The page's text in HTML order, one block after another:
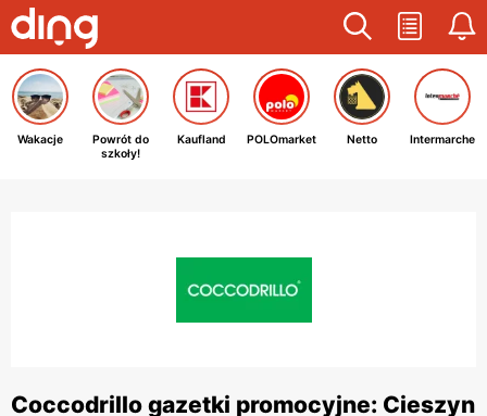
Wakacje
Powrót do
szkoły!
Kaufland POLOmarket Netto Intermarche
Coccodrillo gazetki promocyjne: Cieszyn